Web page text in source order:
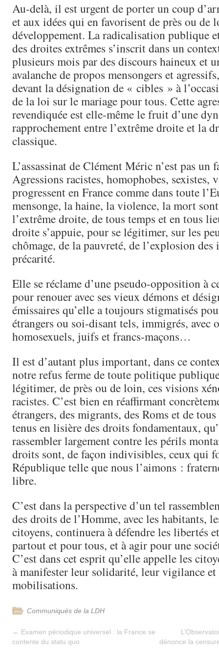
Au-delà, il est urgent de porter un coup
et aux idées qui en favorisent de près ou de
développement. La radicalisation publique
des droites extrêmes s’inscrit dans un
plusieurs mois par des discours haineux et
avalanche de propos mensongers et
devant la désignation de « cibles » à
de la loi sur le mariage pour tous. Cette
revendiquée est elle-même le fruit d’une
rapprochement entre l’extrême droite et la
classique.
L’assassinat de Clément Méric n’est pas un
Agressions racistes, homophobes, sexistes,
progressent en France comme dans toute
mensonge, la haine, la violence, la mort
l’extrême droite, de tous temps et en tous
droite s’appuie, pour se légitimer, sur les
chômage, de la pauvreté, de l’explosion
précarité.
Elle se réclame d’une pseudo-opposition à
pour renouer avec ses vieux démons et
émissaires qu’elle a toujours stigmatisés
étrangers ou soi-disant tels, immigrés, avec
homosexuels, juifs et francs-maçons…
Il est d’autant plus important, dans ce
notre refus ferme de toute politique
légitimer, de près ou de loin, ces visions
racistes. C’est bien en réaffirmant
étrangers, des migrants, des Roms et de
tenus en lisière des droits fondamentaux,
rassembler largement contre les périls
droits sont, de façon indivisibles, ceux qui
République telle que nous l’aimons :
libre.
C’est dans la perspective d’un tel
des droits de l’Homme, avec les habitants,
citoyens, continuera à défendre les libertés
partout et pour tous, et à agir pour une
C’est dans cet esprit qu’elle appelle les
à manifester leur solidarité, leur vigilance et
mobilisations.
Communiqués de la LDH
← Examen périodique universel : la France se
contente du statu quo
dénonce la